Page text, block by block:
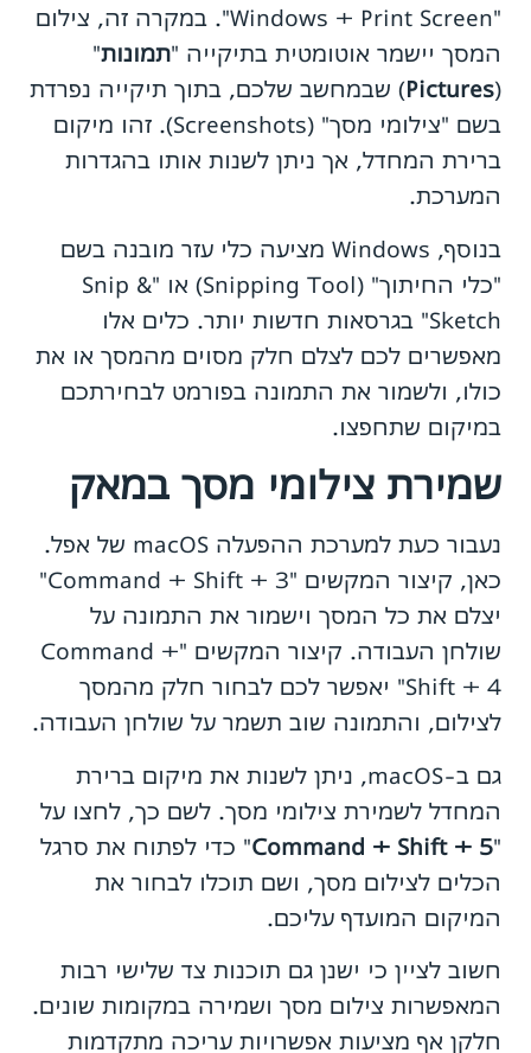
"Windows + Print Screen". במקרה זה, צילום
המסך יישמר אוטומטית בתיקייה "תמונות"
(
Pictures) שבמחשב שלכם, בתוך תיקייה נפרדת
בשם "צילומי מסך" (Screenshots). זהו מיקום
ברירת המחדל, אך ניתן לשנות אותו בהגדרות
המערכת.
בנוסף, Windows מציעה כלי עזר מובנה בשם
"כלי החיתוך" (Snipping Tool) או "Snip &
Sketch" בגרסאות חדשות יותר. כלים אלו
מאפשרים לכם לצלם חלק מסוים מהמסך או את
כולו, ולשמור את התמונה בפורמט לבחירתכם
במיקום שתחפצו.
שמירת צילומי מסך במאק
נעבור כעת למערכת ההפעלה macOS של אפל.
כאן, קיצור המקשים "Command + Shift + 3"
יצלם את כל המסך וישמור את התמונה על
שולחן העבודה. קיצור המקשים "Command +
Shift + 4" יאפשר לכם לבחור חלק מהמסך
לצילום, והתמונה שוב תשמר על שולחן העבודה.
גם ב-macOS, ניתן לשנות את מיקום ברירת
המחדל לשמירת צילומי מסך. לשם כך, לחצו על
"
Command + Shift + 5" כדי לפתוח את סרגל
הכלים לצילום מסך, ושם תוכלו לבחור את
המיקום המועדף עליכם.
חשוב לציין כי ישנן גם תוכנות צד שלישי רבות
המאפשרות צילום מסך ושמירה במקומות שונים.
חלקן אף מציעות אפשרויות עריכה מתקדמות